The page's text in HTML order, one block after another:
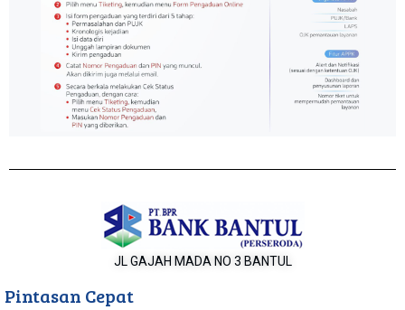
JL GAJAH MADA NO 3 BANTUL
Pintasan Cepat